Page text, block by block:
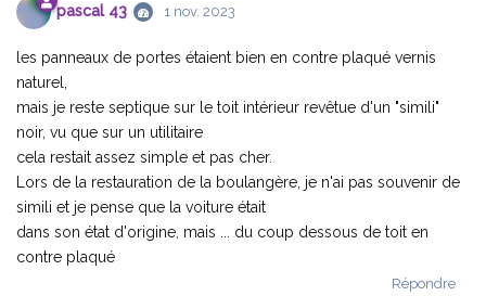
pascal 43 1 nov. 2023
les panneaux de portes étaient bien en contre plaqué vernis
naturel,
mais je reste septique sur le toit intérieur revêtue d'un "simili"
noir, vu que sur un utilitaire
cela restait assez simple et pas cher.
Lors de la restauration de la boulangère, je n'ai pas souvenir de
simili et je pense que la voiture était
dans son état d'origine, mais ... du coup dessous de toit en
contre plaqué
Répondre